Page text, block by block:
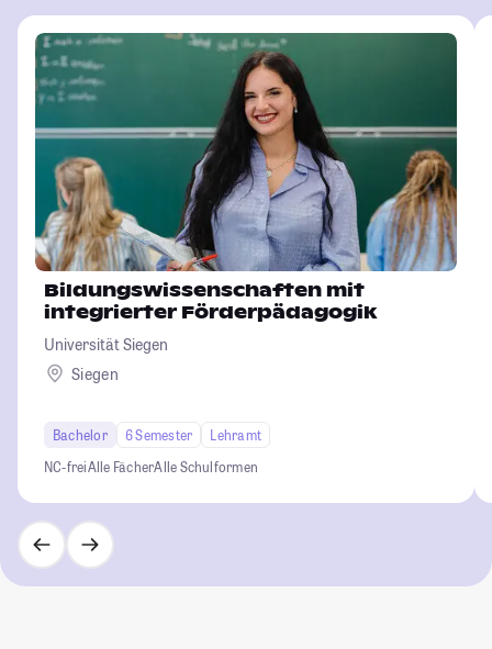
Bildungswissenschaften mit
integrierter Förderpädagogik
Universität Siegen
Siegen
Bachelor 6 Semester
Lehramt
NC-freiAlle FächerAlle Schulformen